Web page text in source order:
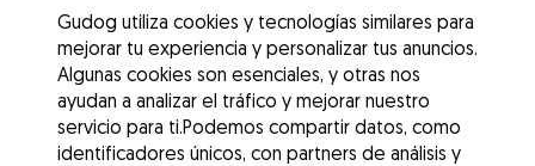
Gudog utiliza cookies y tecnologías similares para
mejorar tu experiencia y personalizar tus anuncios.
Algunas cookies son esenciales, y otras nos
ayudan a analizar el tráfico y mejorar nuestro
servicio para ti.Podemos compartir datos, como
identificadores únicos, con partners de análisis y